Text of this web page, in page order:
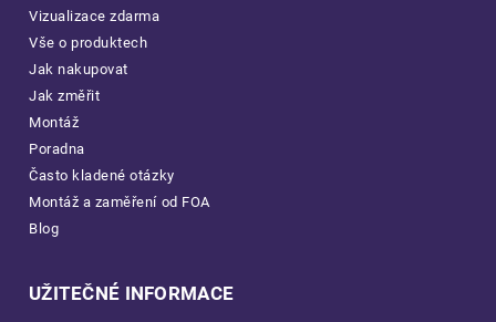
Vizualizace zdarma
Vše o produktech
Jak nakupovat
Jak změřit
Montáž
Poradna
Často kladené otázky
Montáž a zaměření od FOA
Blog
UŽITEČNÉ INFORMACE